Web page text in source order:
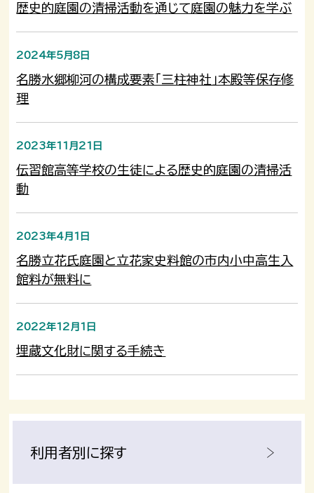
歴史的庭園の清掃活動を通じて庭園の魅力を学ぶ
2024年5月8日
名勝水郷柳河の構成要素「三柱神社」本殿等保存修
理
2023年11月21日
伝習館高等学校の生徒による歴史的庭園の清掃活
動
2023年4月1日
名勝立花氏庭園と立花家史料館の市内小中高生入
館料が無料に
2022年12月1日
埋蔵文化財に関する手続き
利用者別に探す